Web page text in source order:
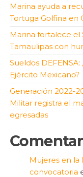
Marina ayuda a
Tortuga Golfina en
Marina fortalece el
Tamaulipas con
Sueldos
Ejército Mexicano?
Generación 2022-
Militar registra el
egresadas
Mujeres en la
convocatoria